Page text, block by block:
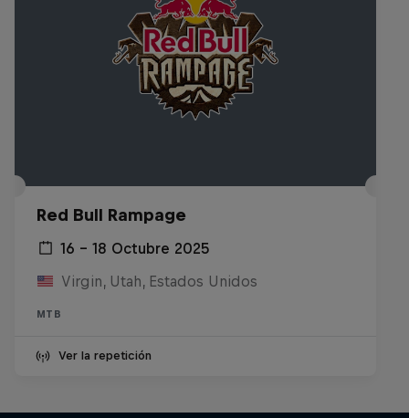
Red Bull Rampage
16 – 18 Octubre 2025
Virgin, Utah, Estados Unidos
MTB
Ver la repetición